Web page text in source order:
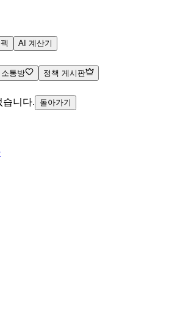
AI 계산기
통방 정책 게시판
습니다. 돌아가기